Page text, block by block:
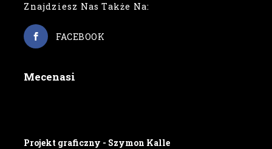
Znajdziesz Nas Także Na:
FACEBOOK
Mecenasi
Projekt graficzny - Szymon Kalle